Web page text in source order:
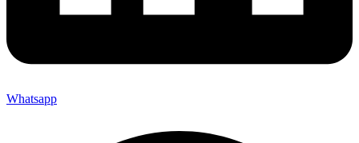
Whatsapp